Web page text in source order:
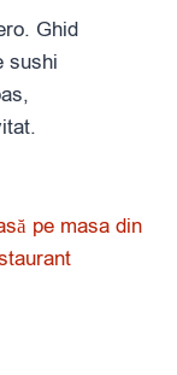
Ghid
sushi